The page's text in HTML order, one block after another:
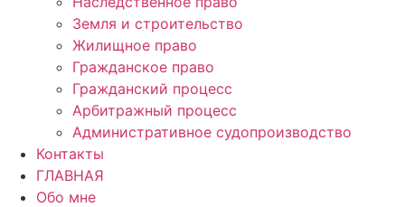
Земля и строительство
Жилищное право
Гражданское право
Гражданский процесс
Арбитражный процесс
Административное судопроизводство
Контакты
ГЛАВНАЯ
Обо мне